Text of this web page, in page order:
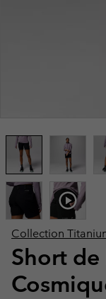
Collection
Short